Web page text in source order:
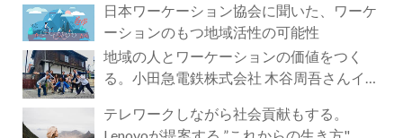
日本ワーケーション協会に聞いた、ワーケ
ーションのもつ地域活性の可能性
地域の人とワーケーションの価値をつく
る。小田急電鉄株式会社 木谷周吾さんイン
テレワークしながら社会貢献もする。